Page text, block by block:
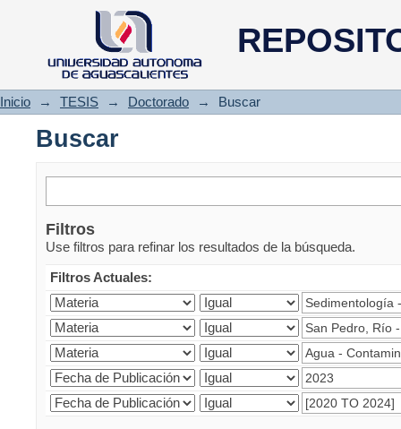
Buscar
Inicio → TESIS → Doctorado → Buscar
Buscar
Filtros
Use filtros para refinar los resultados de la búsqueda.
Filtros Actuales: